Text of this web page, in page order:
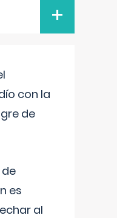
+
con la
de
es
al